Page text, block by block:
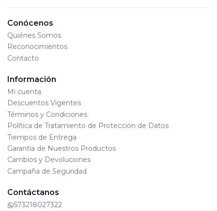
Conócenos
Quiénes Somos
Reconocimientos
Contacto
Información
Mi cuenta
Descuentos Vigentes
Términos y Condiciones
Política de Tratamiento de Protección de Datos
Tiempos de Entrega
Garantía de Nuestros Productos
Cambios y Devoluciones
Campaña de Seguridad
Contáctanos
573218027322